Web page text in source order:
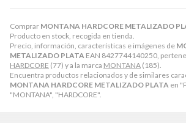
Comprar MONTANA HARDCORE METALIZADO
Producto en stock, recogida en tienda.
Precio, información, características e imágenes de
METALIZADO PLATA EAN 8427744140250,
HARDCORE (77) y a la marca MONTANA (185).
Encuentra productos relacionados y de similares
MONTANA HARDCORE METALIZADO PLATA en
"MONTANA", "HARDCORE".